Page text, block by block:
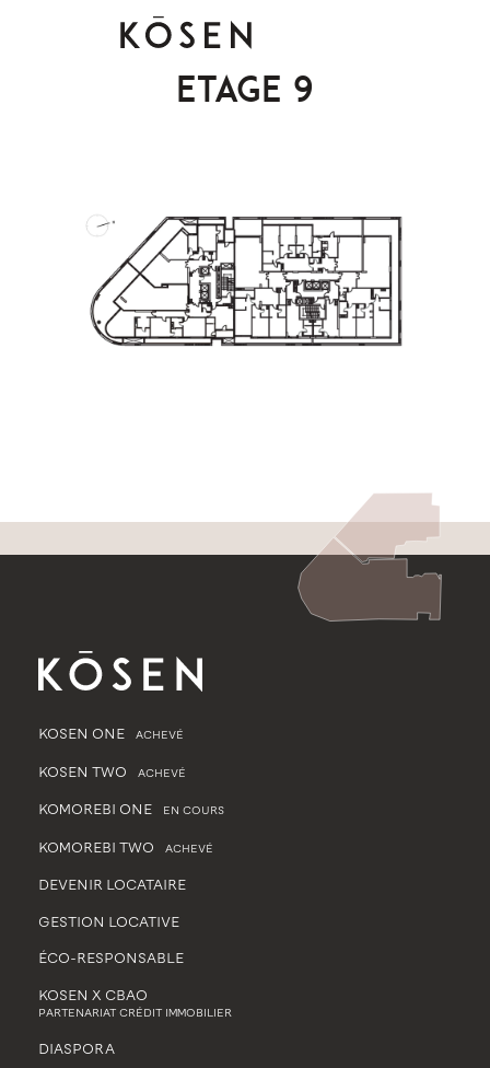
Etage 9
KOSEN ONE ACHEVÉ
KOSEN TWO ACHEVÉ
KOMOREBI ONE EN COURS
KOMOREBI TWO ACHEVÉ
DEVENIR LOCATAIRE
GESTION LOCATIVE
ÉCO-RESPONSABLE
KOSEN X CBAO
PARTENARIAT CRÉDIT IMMOBILIER
DIASPORA